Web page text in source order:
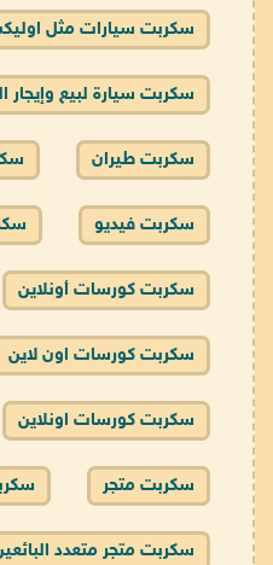
سكربت سيارات مثل
سكربت سيارة لبيع وإيجار
سكربت طيران
سكربت فيديو
سكربت كورسات أونلاين
سكربت كورسات اون لاين
سكربت كورسات اونلاين
سكربت متجر
سكربت متجر متعدد